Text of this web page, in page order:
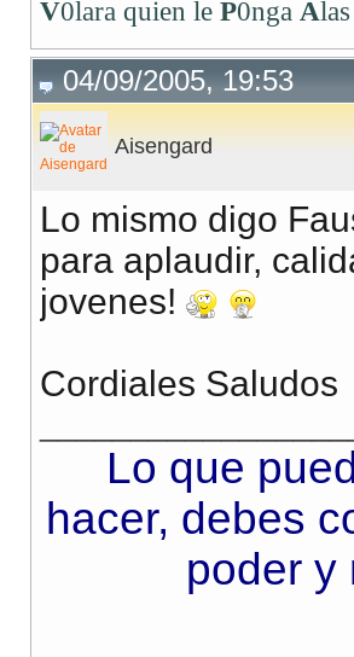
V0lara quien le P0nga A
04/09/2005, 19:53
Aisengard
Lo mismo digo
para aplaudir,
jovenes!
Cordiales Saludos
Lo que
hacer, debes
poder y